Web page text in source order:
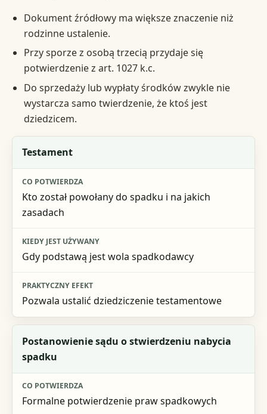
Dokument źródłowy ma większe znaczenie niż
rodzinne ustalenie.
Przy sporze z osobą trzecią przydaje się
potwierdzenie z art. 1027 k.c.
Do sprzedaży lub wypłaty środków zwykle nie
wystarcza samo twierdzenie, że ktoś jest
dziedzicem.
Dokument
Co potwierdza
Kiedy jest używany
Praktyczny efekt
Testament
Kto został powołany do spadku i na jakich
zasadach
Gdy podstawą jest wola spadkodawcy
Pozwala ustalić dziedziczenie testamentowe
Postanowienie sądu o stwierdzeniu nabycia
spadku
Formalne potwierdzenie praw spadkowych